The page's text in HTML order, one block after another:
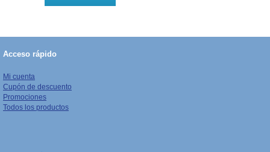
Acceso rápido
Mi cuenta
Cupón de descuento
Promociones
Todos los productos